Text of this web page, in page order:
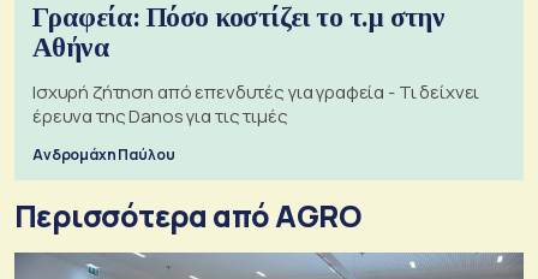
Γραφεία: Πόσο κοστίζει το τ.μ στην
Αθήνα
Ισχυρή ζήτηση από επενδυτές για γραφεία - Τι δείχνει
έρευνα της Danos για τις τιμές
Ανδρομάχη Παύλου
Περισσότερα από AGRO